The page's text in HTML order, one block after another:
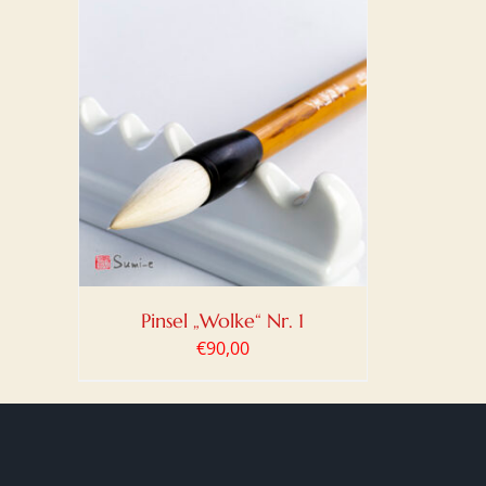
Pinsel „Wolke“ Nr. 1
€90,00